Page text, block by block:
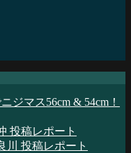
ジマス56cm & 54cm！
投稿レポート
川 投稿レポート